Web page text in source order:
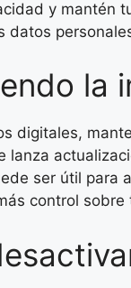
y mantén
datos
la
digitales,
lanza
ser útil para
control sobre